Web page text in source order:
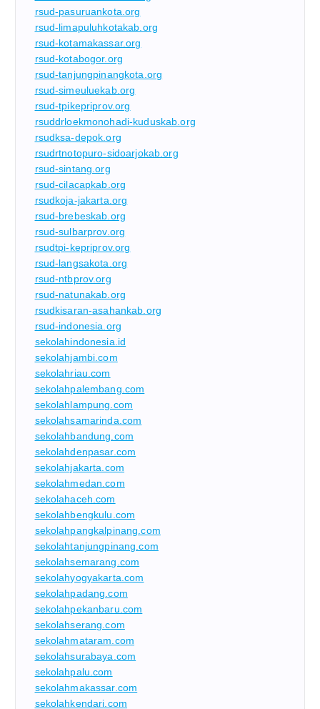
rsud-pasuruankota.org
rsud-limapuluhkotakab.org
rsud-kotamakassar.org
rsud-kotabogor.org
rsud-tanjungpinangkota.org
rsud-simeuluekab.org
rsud-tpikepriprov.org
rsuddrloekmonohadi-kuduskab.org
rsudksa-depok.org
rsudrtnotopuro-sidoarjokab.org
rsud-sintang.org
rsud-cilacapkab.org
rsudkoja-jakarta.org
rsud-brebeskab.org
rsud-sulbarprov.org
rsudtpi-kepriprov.org
rsud-langsakota.org
rsud-ntbprov.org
rsud-natunakab.org
rsudkisaran-asahankab.org
rsud-indonesia.org
sekolahindonesia.id
sekolahjambi.com
sekolahriau.com
sekolahpalembang.com
sekolahlampung.com
sekolahsamarinda.com
sekolahbandung.com
sekolahdenpasar.com
sekolahjakarta.com
sekolahmedan.com
sekolahaceh.com
sekolahbengkulu.com
sekolahpangkalpinang.com
sekolahtanjungpinang.com
sekolahsemarang.com
sekolahyogyakarta.com
sekolahpadang.com
sekolahpekanbaru.com
sekolahserang.com
sekolahmataram.com
sekolahsurabaya.com
sekolahpalu.com
sekolahmakassar.com
sekolahkendari.com